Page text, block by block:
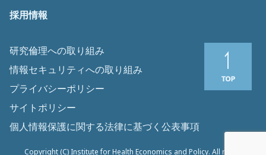
採用情報
研究倫理への取り組み
情報セキュリティへの取り組み
プライバシーポリシー
サイトポリシー
個人情報保護に関する法律に基づく公表事項
Copyright (C) Institute for Health Economics and Policy. All rights